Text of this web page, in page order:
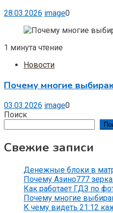
28.03.2026 image0
1 минута чтение
Новости
Почему многие
03.03.2026 image0
Поиск
Свежие записи
Денежные блоки в
Почему Азино777
Как работает ГДЗ по
Почему многие
К чему видеть 21:12